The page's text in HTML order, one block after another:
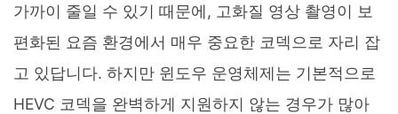
가까이 줄일 수 있기 때문에, 고화질 영상 촬영이 보
편화된 요즘 환경에서 매우 중요한 코덱으로 자리 잡
고 있답니다. 하지만 윈도우 운영체제는 기본적으로
HEVC 코덱을 완벽하게 지원하지 않는 경우가 많아